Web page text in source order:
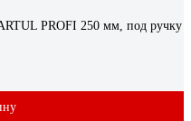
PROFI 250 мм, под ручку